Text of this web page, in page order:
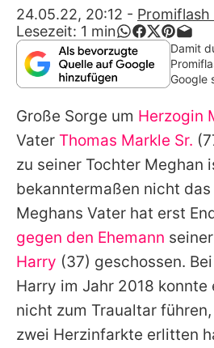
App
Team
Redaktionelle
Utiq
24.05.22, 20:12 -
Lesezeit: 1 min
Damit
Google
Große Sorge um Herzogin
Vater Thomas Markle Sr.
zu seiner Tochter Meghan
bekanntermaßen nicht
Meghans Vater hat erst
gegen den Ehemann
Harry (37) geschossen.
Harry im Jahr 2018 konnte
nicht zum Traualtar
zwei Herzinfarkte erlitten